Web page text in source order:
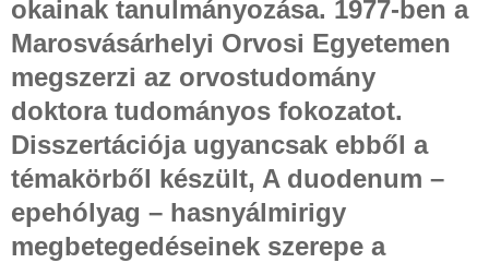
okainak tanulmányozása. 1977-ben a
Marosvásárhelyi Orvosi Egyetemen
megszerzi az orvostudomány
doktora tudományos fokozatot.
Disszertációja ugyancsak ebből a
témakörből készült, A duodenum –
epehólyag – hasnyálmirigy
megbetegedéseinek szerepe a